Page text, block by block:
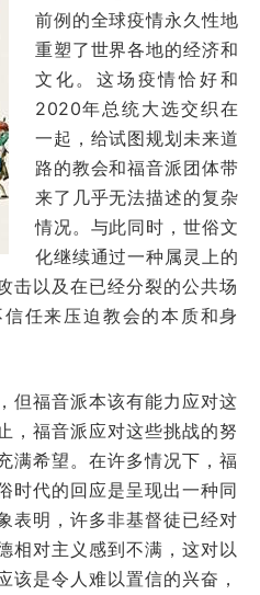
前例的全球疫情永久性地
重塑了世界各地的经济和
文化。这场疫情恰好和
2020年总统大选交织在
一起，给试图规划未来道
路的教会和福音派团体带
来了几乎无法描述的复杂
情况。与此同时，世俗文
化继续通过一种属灵上的
击以及在已经分裂的公共场
任来压迫教会的本质和身
但福音派本该有能力应对这
，福音派应对这些挑战的努
满希望。在许多情况下，福
时代的回应是呈现出一种同
表明，许多非基督徒已经对
相对主义感到不满，这对以
该是令人难以置信的兴奋，